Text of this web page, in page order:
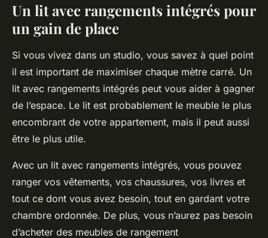
Un lit avec rangements intégrés pour
un gain de place
Si vous vivez dans un studio, vous savez à quel point
il est important de maximiser chaque mètre carré. Un
lit avec rangements intégrés peut vous aider à gagner
de l’espace. Le lit est probablement le meuble le plus
encombrant de votre appartement, mais il peut aussi
être le plus utile.
Avec un lit avec rangements intégrés, vous pouvez
ranger vos vêtements, vos chaussures, vos livres et
tout ce dont vous avez besoin, tout en gardant votre
chambre ordonnée. De plus, vous n’aurez pas besoin
d’acheter des meubles de rangement